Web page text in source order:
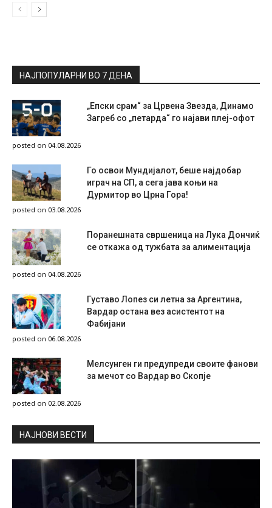
НАЈПОПУЛАРНИ ВО 7 ДЕНА
„Епски срам“ за Црвена Звезда, Динамо
Загреб со „петарда“ го најави плеј-офот
posted on 04.08.2026
Го освои Мундијалот, беше најдобар
играч на СП, а сега јава коњи на
Дурмитор во Црна Гора!
posted on 03.08.2026
Поранешната свршеница на Лука Дончиќ
се откажа од тужбата за алиментација
posted on 04.08.2026
Густаво Лопез си летна за Аргентина,
Вардар остана вез асистентот на
Фабијани
posted on 06.08.2026
Мелсунген ги предупреди своите фанови
за мечот со Вардар во Скопје
posted on 02.08.2026
НAЈНОВИ ВЕСТИ